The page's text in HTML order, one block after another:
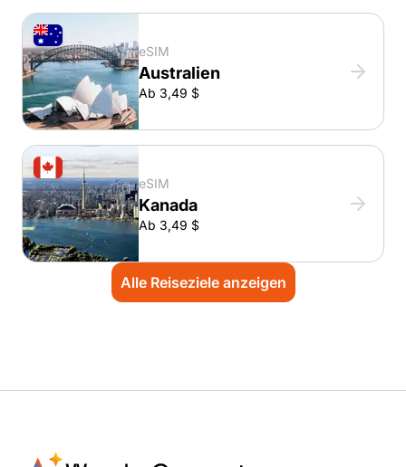
eSIM
Australien
Ab 3,49 $
eSIM
Kanada
Ab 3,49 $
Alle Reiseziele anzeigen